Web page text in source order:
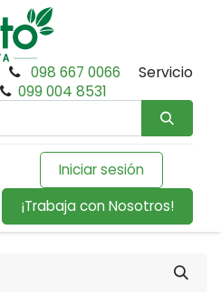
098 667 0066
Servicio
099 004 8531
Iniciar sesión
¡Trabaja con Nosotros!